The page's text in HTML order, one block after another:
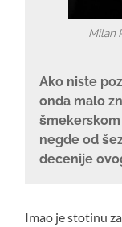
Milan
Ako niste
onda malo
negde od
decenije
Imao je stotinu